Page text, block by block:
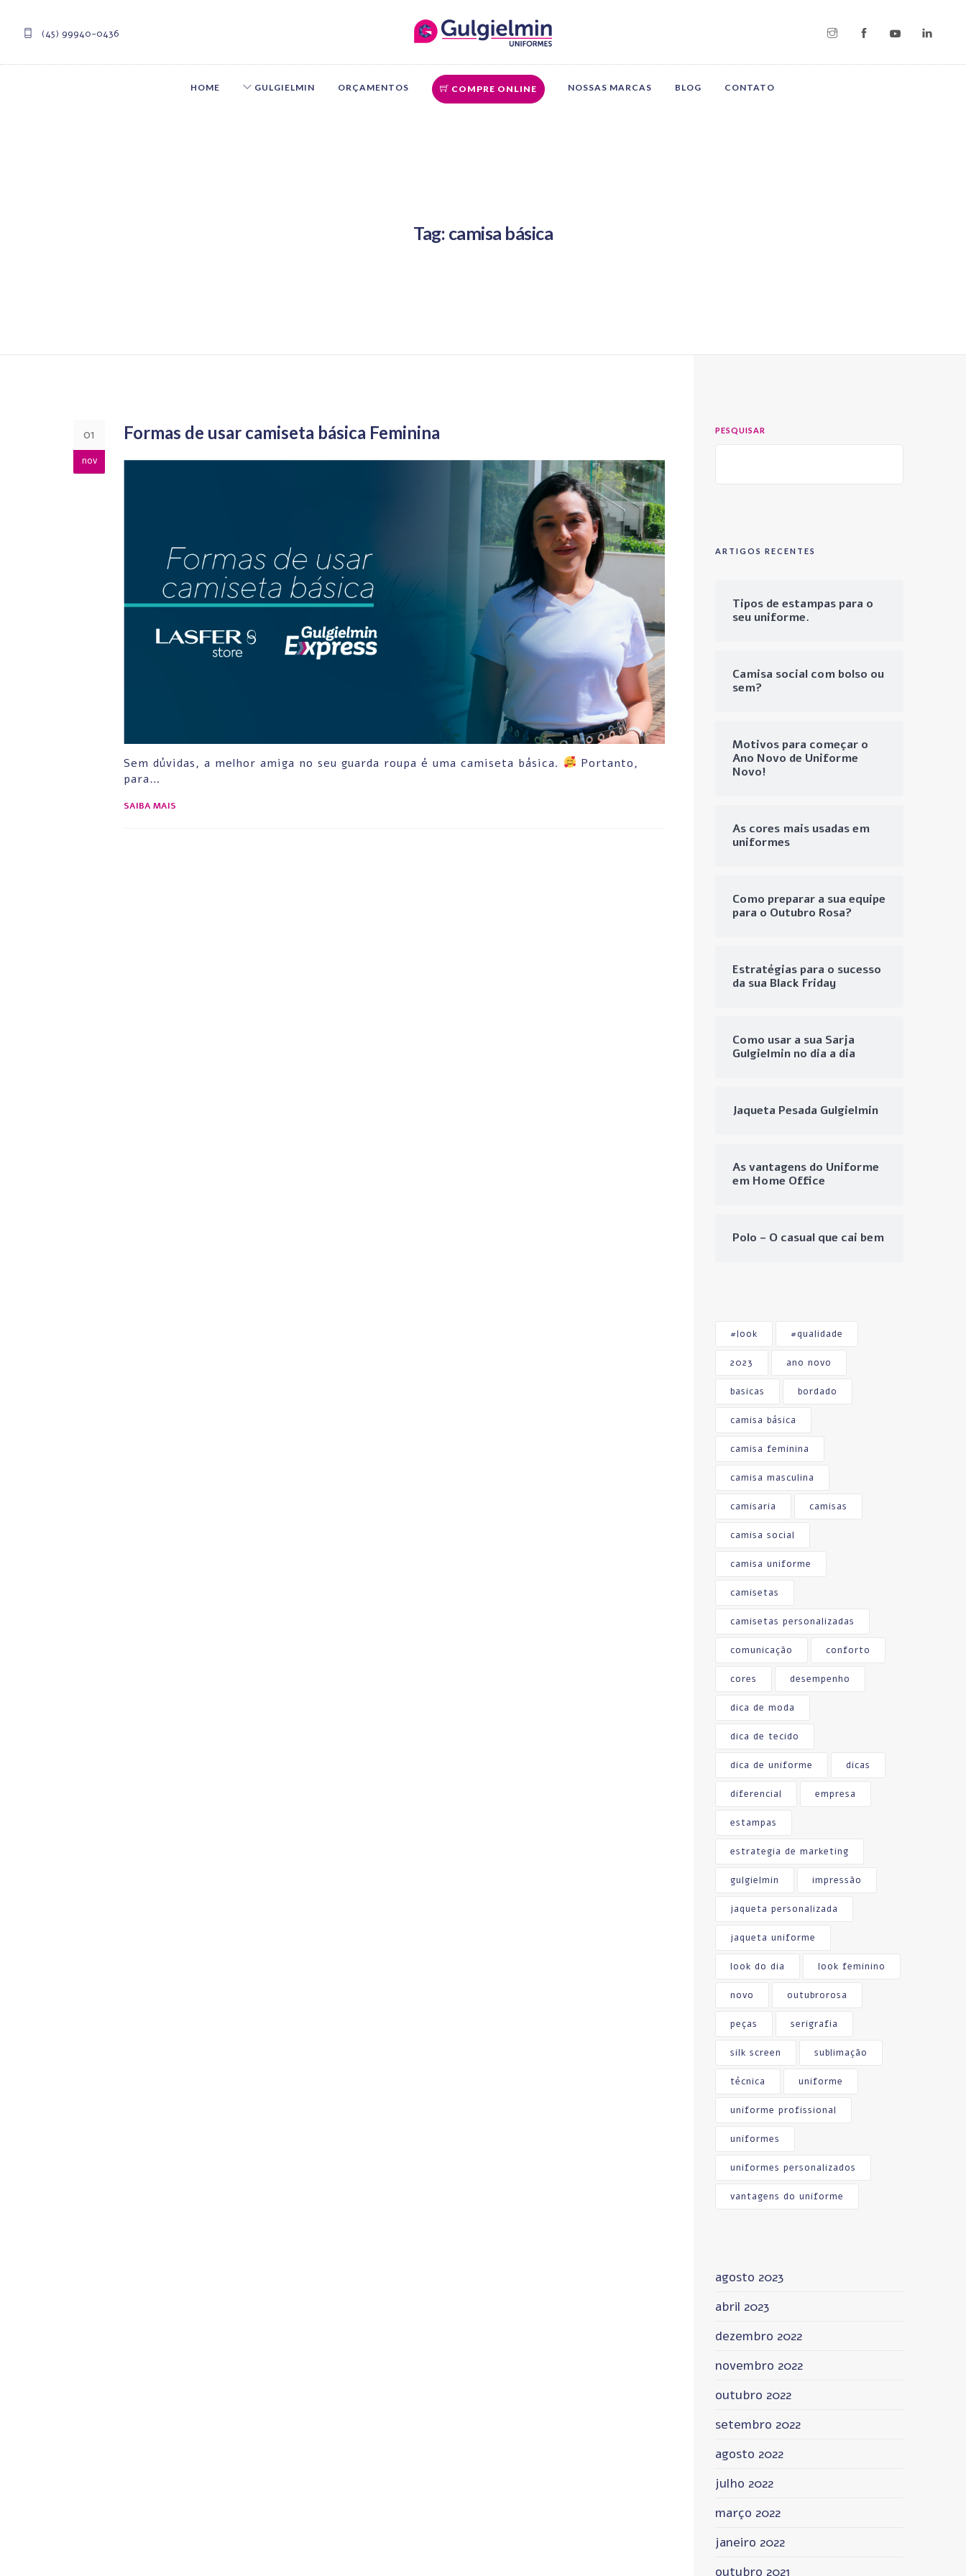
(45) 99940-0436
HOME GULGIELMIN ORÇAMENTOS COMPRE ONLINE NOSSAS MARCAS BLOG CONTATO
Tag: camisa básica
01
nov
Formas de usar camiseta básica Feminina
Sem dúvidas, a melhor amiga no seu guarda roupa é uma camiseta básica.
Portanto,
para…
SAIBA MAIS
PESQUISAR
ARTIGOS RECENTES
Tipos de estampas para o
seu uniforme.
Camisa social com bolso ou
sem?
Motivos para começar o
Ano Novo de Uniforme
Novo!
As cores mais usadas em
uniformes
Como preparar a sua equipe
para o Outubro Rosa?
Estratégias para o sucesso
da sua Black Friday
Como usar a sua Sarja
Gulgielmin no dia a dia
Jaqueta Pesada Gulgielmin
As vantagens do Uniforme
em Home Office
Polo – O casual que cai bem
#look #qualidade
2023 ano novo
basicas bordado
camisa básica
camisa feminina
camisa masculina
camisaria camisas
camisa social
camisa uniforme
camisetas
camisetas personalizadas
comunicação conforto
cores desempenho
dica de moda
dica de tecido
dica de uniforme dicas
diferencial empresa
estampas
estrategia de marketing
gulgielmin impressão
jaqueta personalizada
jaqueta uniforme
look do dia look feminino
novo outubrorosa
peças serigrafia
silk screen sublimação
técnica uniforme
uniforme profissional
uniformes
uniformes personalizados
vantagens do uniforme
agosto 2023
abril 2023
dezembro 2022
novembro 2022
outubro 2022
setembro 2022
agosto 2022
julho 2022
março 2022
janeiro 2022
outubro 2021